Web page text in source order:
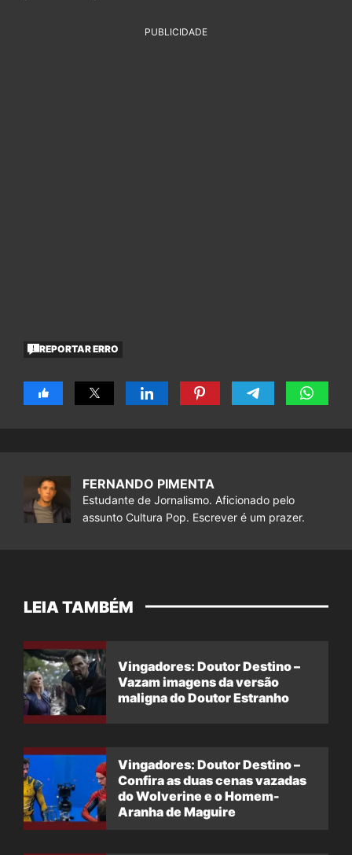
PUBLICIDADE
REPORTAR ERRO
FERNANDO PIMENTA
Estudante de Jornalismo. Aficionado pelo
assunto Cultura Pop. Escrever é um prazer.
LEIA TAMBÉM
Vingadores: Doutor Destino –
Vazam imagens da versão
maligna do Doutor Estranho
Vingadores: Doutor Destino –
Confira as duas cenas vazadas
do Wolverine e o Homem-
Aranha de Maguire